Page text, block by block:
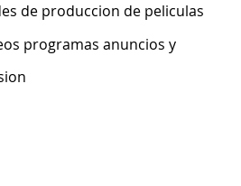
de produccion de peliculas
programas anuncios y